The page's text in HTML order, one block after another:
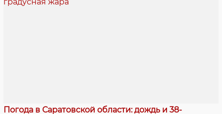
Погода в Саратовской области: дождь и 38-